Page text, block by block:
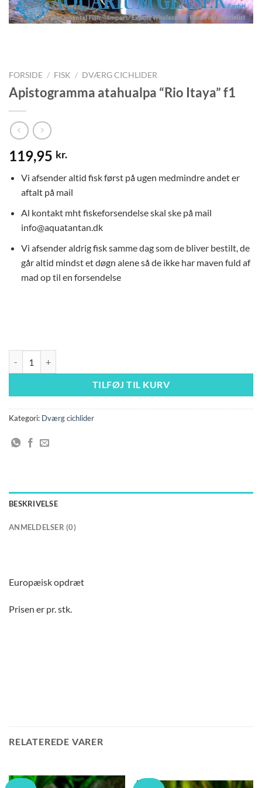
FORSIDE / FISK / DVÆRG CICHLIDER
Apistogramma atahualpa “Rio Itaya” f1
119,95 kr.
Vi afsender altid fisk først på ugen medmindre andet er
aftalt på mail
Al kontakt mht fiskeforsendelse skal ske på mail
info@aquatantan.dk
Vi afsender aldrig fisk samme dag som de bliver bestilt, de
går altid mindst et døgn alene så de ikke har maven fuld af
mad op til en forsendelse
TILFØJ TIL KURV
Kategori: Dværg cichlider
BESKRIVELSE
ANMELDELSER (0)
Europæisk opdræt
Prisen er pr. stk.
RELATEREDE VARER